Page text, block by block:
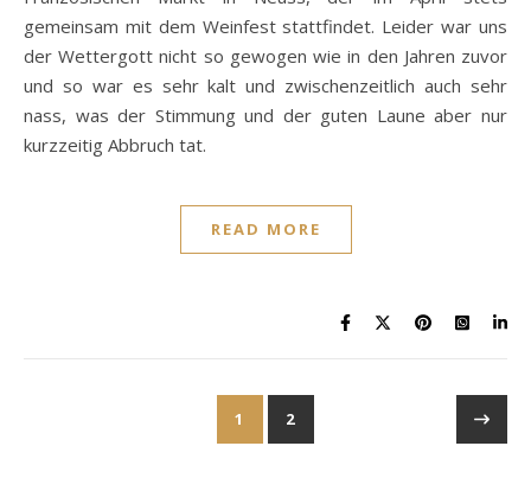
gemeinsam mit dem Weinfest stattfindet. Leider war uns
der Wettergott nicht so gewogen wie in den Jahren zuvor
und so war es sehr kalt und zwischenzeitlich auch sehr
nass, was der Stimmung und der guten Laune aber nur
kurzzeitig Abbruch tat.
READ MORE
1 2